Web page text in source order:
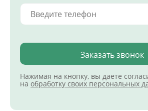
Заказать звонок
Нажимая на кнопку, вы даете
на обработку своих персональных